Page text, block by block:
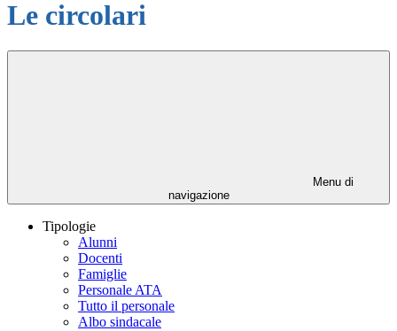
Le circolari
Menu di
navigazione
Tipologie
Alunni
Docenti
Famiglie
Personale ATA
Tutto il personale
Albo sindacale